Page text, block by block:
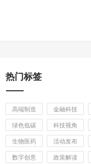
热门标签
高端制造 金融科技
绿色低碳 科技视角
生物医药 活动发布
数字创意 政策解读